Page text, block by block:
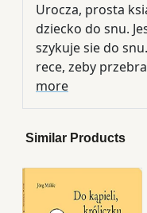
Urocza, prosta
dziecko do snu.
szykuje sie do
rece, zeby
poduszke. Podrap
poglaszcz po
go przykryc, i daj
pamietaj, zeby
more
Similar Products